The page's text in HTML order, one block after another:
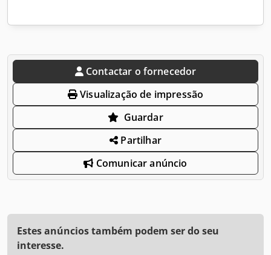
Contactar o fornecedor
Visualização de impressão
Guardar
Partilhar
Comunicar anúncio
Estes anúncios também podem ser do seu
interesse.